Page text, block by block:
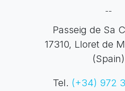
--
Passeig de Sa
17310, Lloret de
(Spain)
Tel. (+34) 972